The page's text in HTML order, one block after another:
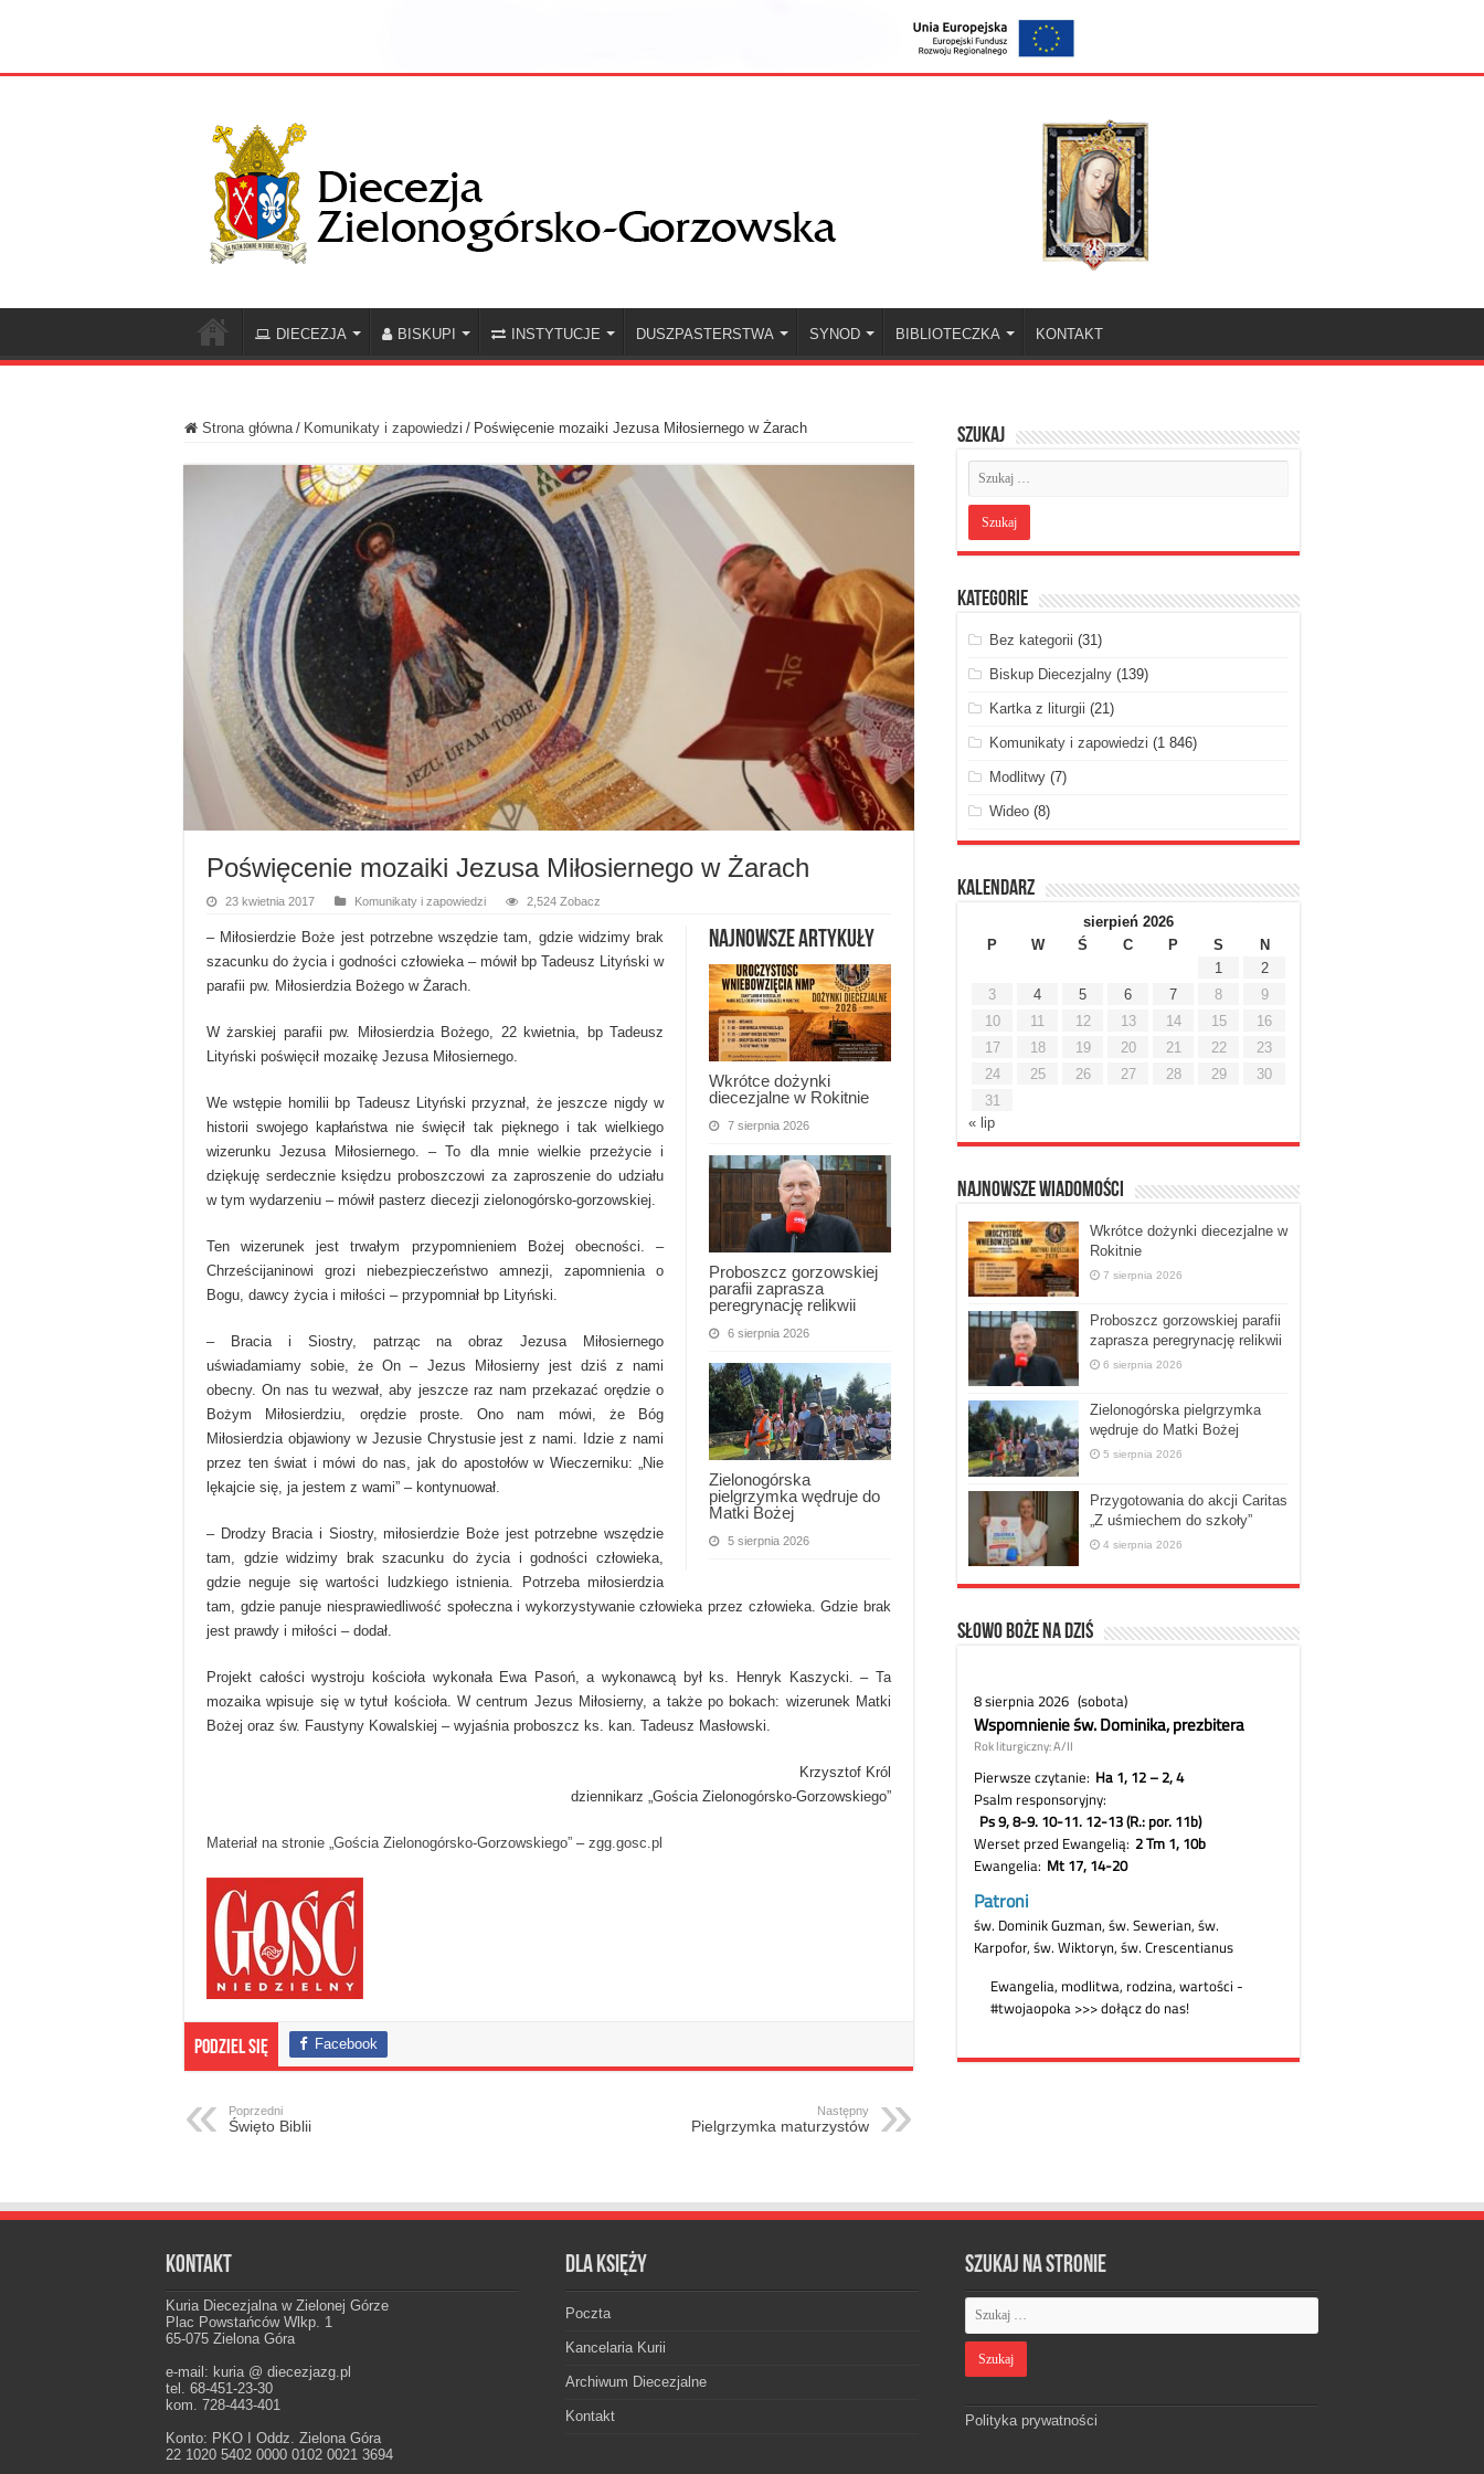
DIECEZJA BISKUPI INSTYTUCJE DUSZPASTERSTWA SYNOD BIBLIOTECZKA KONTAKT
Strona główna / Komunikaty i zapowiedzi / Poświęcenie mozaiki Jezusa Miłosiernego w Żarach
Poświęcenie mozaiki Jezusa Miłosiernego w Żarach
23 kwietnia 2017 Komunikaty i zapowiedzi 2,524 Zobacz
Najnowsze artykuły
Wkrótce dożynki
diecezjalne w Rokitnie
7 sierpnia 2026
Proboszcz gorzowskiej
parafii zaprasza
peregrynację relikwii
6 sierpnia 2026
Zielonogórska
pielgrzymka wędruje do
Matki Bożej
5 sierpnia 2026
– Miłosierdzie Boże jest potrzebne wszędzie tam, gdzie widzimy brak
szacunku do życia i godności człowieka – mówił bp Tadeusz Lityński w
parafii pw. Miłosierdzia Bożego w Żarach.
W żarskiej parafii pw. Miłosierdzia Bożego, 22 kwietnia, bp Tadeusz
Lityński poświęcił mozaikę Jezusa Miłosiernego.
We wstępie homilii bp Tadeusz Lityński przyznał, że jeszcze nigdy w
historii swojego kapłaństwa nie święcił tak pięknego i tak wielkiego
wizerunku Jezusa Miłosiernego. – To dla mnie wielkie przeżycie i
dziękuję serdecznie księdzu proboszczowi za zaproszenie do udziału
w tym wydarzeniu – mówił pasterz diecezji zielonogórsko-gorzowskiej.
Ten wizerunek jest trwałym przypomnieniem Bożej obecności. –
Chrześcijaninowi grozi niebezpieczeństwo amnezji, zapomnienia o
Bogu, dawcy życia i miłości – przypomniał bp Lityński.
– Bracia i Siostry, patrząc na obraz Jezusa Miłosiernego
uświadamiamy sobie, że On – Jezus Miłosierny jest dziś z nami
obecny. On nas tu wezwał, aby jeszcze raz nam przekazać orędzie o
Bożym Miłosierdziu, orędzie proste. Ono nam mówi, że Bóg
Miłosierdzia objawiony w Jezusie Chrystusie jest z nami. Idzie z nami
przez ten świat i mówi do nas, jak do apostołów w Wieczerniku: „Nie
lękajcie się, ja jestem z wami” – kontynuował.
– Drodzy Bracia i Siostry, miłosierdzie Boże jest potrzebne wszędzie
tam, gdzie widzimy brak szacunku do życia i godności człowieka,
gdzie neguje się wartości ludzkiego istnienia. Potrzeba miłosierdzia
tam, gdzie panuje niesprawiedliwość społeczna i wykorzystywanie człowieka przez człowieka. Gdzie brak
jest prawdy i miłości – dodał.
Projekt całości wystroju kościoła wykonała Ewa Pasoń, a wykonawcą był ks. Henryk Kaszycki. – Ta
mozaika wpisuje się w tytuł kościoła. W centrum Jezus Miłosierny, a także po bokach: wizerunek Matki
Bożej oraz św. Faustyny Kowalskiej – wyjaśnia proboszcz ks. kan. Tadeusz Masłowski.
Krzysztof Król
dziennikarz „Gościa Zielonogórsko-Gorzowskiego”
Materiał na stronie „Gościa Zielonogórsko-Gorzowskiego” – zgg.gosc.pl
Podziel się Facebook
Poprzedni
Święto Biblii
Następny
Pielgrzymka maturzystów
Szukaj
Kategorie
Bez kategorii (31)
Biskup Diecezjalny(139)
Kartka z liturgii (21)
Komunikaty i zapowiedzi (1 846)
Modlitwy(7)
Wideo(8)
Kalendarz
sierpień 2026
P
W Ś C P S
N
1
2
3
4 5 6 7 8
9
10
11 12 13 14 15
16
17
18 19 20 21 22
23
24
25 26 27 28 29
30
31
« lip
Najnowsze Wiadomości
Wkrótce dożynki diecezjalne w
Rokitnie
7 sierpnia 2026
Proboszcz gorzowskiej parafii
zaprasza peregrynację relikwii
6 sierpnia 2026
Zielonogórska pielgrzymka
wędruje do Matki Bożej
5 sierpnia 2026
Przygotowania do akcji Caritas
„Z uśmiechem do szkoły”
4 sierpnia 2026
Słowo Boże na dziś
Kontakt
Kuria Diecezjalna w Zielonej Górze
Plac Powstańców Wlkp. 1
65-075 Zielona Góra
e-mail: kuria @ diecezjazg.pl
tel. 68-451-23-30
kom. 728-443-401
Konto: PKO I Oddz. Zielona Góra
22 1020 5402 0000 0102 0021 3694
Dla księży
Poczta
Kancelaria Kurii
Archiwum Diecezjalne
Kontakt
Szukaj na stronie
Polityka prywatności